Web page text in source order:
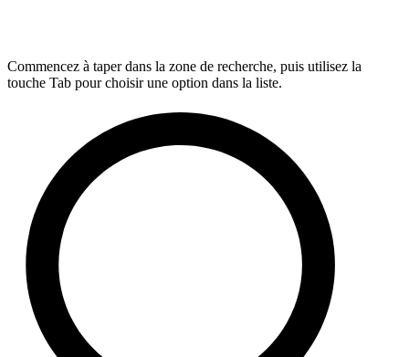
Commencez à taper dans la zone de recherche, puis utilisez la
touche Tab pour choisir une option dans la liste.